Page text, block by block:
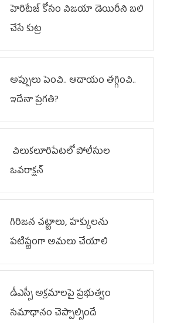
హెరిటేజ్ కోసం విజయా డెయిరీని బలి
చేసే కుట్ర‌
అప్పులు పెంచి.. ఆదాయం తగ్గించి..
ఇదేనా ప్రగతి?
చిలుక‌లూరిపేట‌లో పోలీసుల
ఓవ‌రాక్ష‌న్‌
గిరిజన చట్టాలు, హక్కులను
పటిష్టంగా అమలు చేయాలి
డీఎస్సీ అక్రమాలపై ప్రభుత్వం
సమాధానం చెప్పాల్సిందే